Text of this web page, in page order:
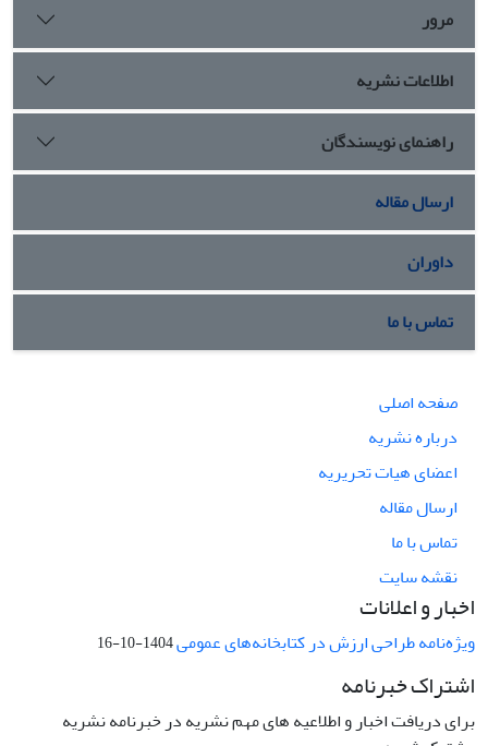
مرور
اطلاعات نشریه
راهنمای نویسندگان
ارسال مقاله
داوران
تماس با ما
صفحه اصلی
درباره نشریه
اعضای هیات تحریریه
ارسال مقاله
تماس با ما
نقشه سایت
اخبار و اعلانات
ویژه‌نامه طراحی ارزش در کتابخانه‌های عمومی1404-10-16
اشتراک خبرنامه
برای دریافت اخبار و اطلاعیه های مهم نشریه در خبرنامه نشریه